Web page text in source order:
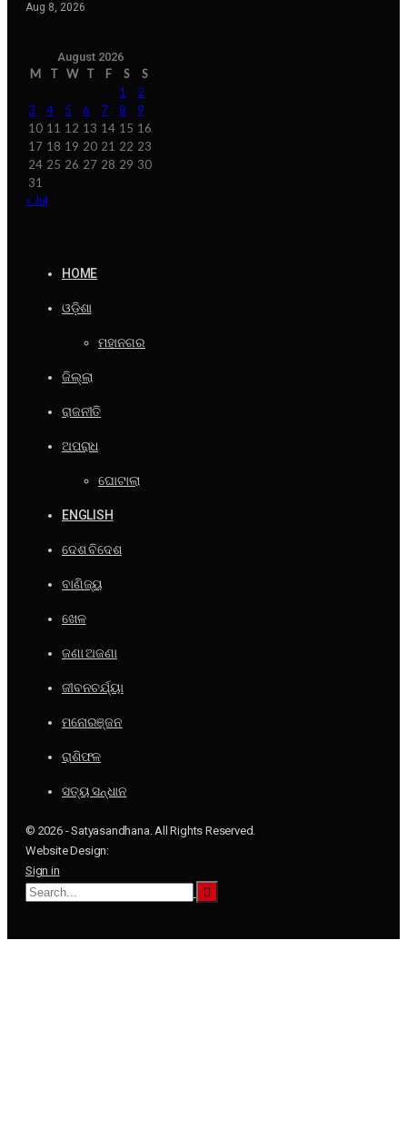
Aug 8, 2026
August 2026
M T W T F S
S
1
2
3
4 5 6 7 8
9
10 11 12 13 14 15 16
17 18 19 20 21 22 23
24 25 26 27 28 29 30
31
« Jul
HOME
ଓଡ଼ିଶା
ମହାନଗର
ଜିଲ୍ଲା
ରାଜନୀତି
ଅପରାଧ
ଘୋଟାଲା
ENGLISH
ଦେଶ ବିଦେଶ
ବାଣିଜ୍ୟ
ଖେଳ
ଜଣା ଅଜଣା
ଜୀବନଚର୍ଯ୍ୟା
ମନୋରଞ୍ଜନ
ରାଶିଫଳ
ସତ୍ୟ ସନ୍ଧାନ
© 2026 - Satyasandhana. All Rights Reserved.
Website Design:
Sign in